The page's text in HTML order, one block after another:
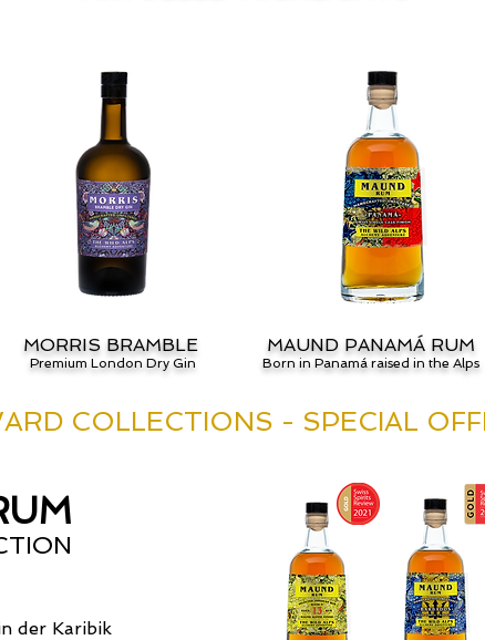
MORRIS BRAMBLE
Premium London Dry Gin
MAUND PANAMÁ RUM
Born in Panamá raised in the Alps
COLLECTIONS - SPECIAL
der Karibik